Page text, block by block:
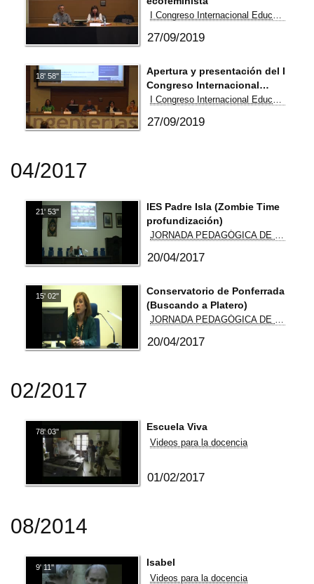
27/09/2019
18' 58''
Apertura y presentación del I
Congreso Internacional
Educación Crítica e Inclusiva
27/09/2019
04/2017
21' 53''
IES Padre Isla (Zombie Time
profundización)
20/04/2017
15' 02''
Conservatorio de Ponferrada
(Buscando a Platero)
20/04/2017
02/2017
78' 03'' Escuela Viva
Videos para la docencia
01/02/2017
08/2014
9' 11'' Isabel
Videos para la docencia